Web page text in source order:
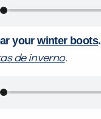
yourwinter boots.
de inverno.